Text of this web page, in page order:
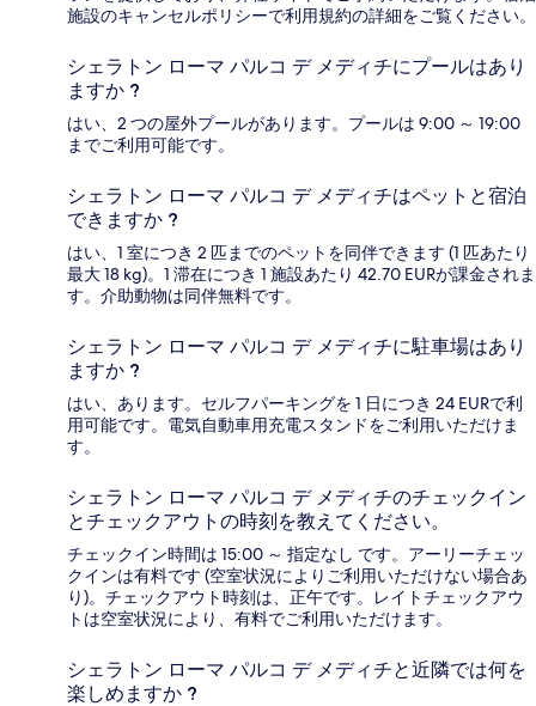
施設のキャンセルポリシーで利用規約の詳細をご覧ください。
シェラトン ローマ パルコ デ メディチにプールはあり
ますか ?
はい、2 つの屋外プールがあります。プールは 9:00 ～ 19:00
までご利用可能です。
シェラトン ローマ パルコ デ メディチはペットと宿泊
できますか ?
はい、1 室につき 2 匹までのペットを同伴できます (1 匹あたり
最大 18 kg)。1 滞在につき 1 施設あたり 42.70 EURが課金されま
す。介助動物は同伴無料です。
シェラトン ローマ パルコ デ メディチに駐車場はあり
ますか ?
はい、あります。セルフパーキングを 1 日につき 24 EURで利
用可能です。電気自動車用充電スタンドをご利用いただけま
す。
シェラトン ローマ パルコ デ メディチのチェックイン
とチェックアウトの時刻を教えてください。
チェックイン時間は 15:00 ～ 指定なし です。アーリーチェッ
クインは有料です (空室状況によりご利用いただけない場合あ
り)。チェックアウト時刻は、正午です。レイトチェックアウ
トは空室状況により、有料でご利用いただけます。
シェラトン ローマ パルコ デ メディチと近隣では何を
楽しめますか ?